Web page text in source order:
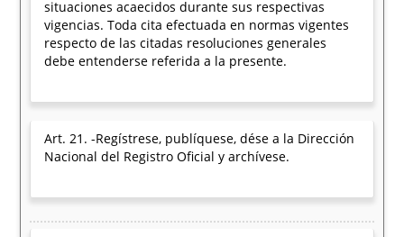
situaciones acaecidos durante sus respectivas
vigencias. Toda cita efectuada en normas vigentes
respecto de las citadas resoluciones generales
debe entenderse referida a la presente.
Art. 21. -Regístrese, publíquese, dése a la Dirección
Nacional del Registro Oficial y archívese.